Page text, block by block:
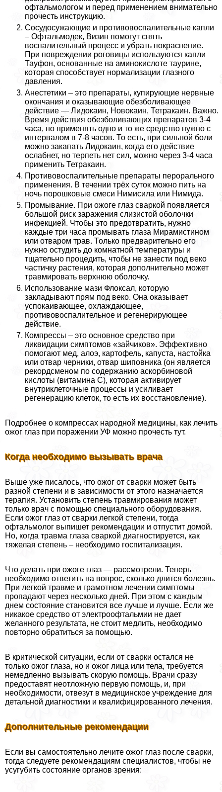
офтальмологом и перед применением внимательно
прочесть инструкцию.
Сосудосужающие и противовоспалительные капли
– Офтальмодек, Визин помогут снять
воспалительный процесс и убрать покраснение.
При повреждении роговицы используются капли
Тауфон, основанные на аминокислоте таурине,
которая способствует нормализации глазного
давления.
Анестетики – это препараты, купирующие нервные
окончания и оказывающие обезболивающее
действие — Лидокаин, Новокаин, Тетpaкаин. Важно.
Время действия обезболивающих препаратов 3-4
часа, но применять одно и то же средство нужно с
интервалом в 7-8 часов. То есть, при сильной боли
можно закапать Лидокаин, когда его действие
ослабнет, но терпеть нет сил, можно через 3-4 часа
применить Тетpaкаин.
Противовоспалительные препараты перopaльного
применения. В течении трёх суток можно пить на
ночь порошковые смеси Нимисила или Нимида.
Промывание. При ожоге глаз сваркой появляется
большой риск заражения слизистой оболочки
инфекцией. Чтобы это предотвратить, нужно
каждые три часа промывать глаза Мирамистином
или отваром трав. Только предварительно его
нужно остудить до комнатной температуры и
тщательно процедить, чтобы не занести под веко
частичку растения, которая дополнительно может
травмировать верхнюю оболочку.
Использование мази Флоксал, которую
закладывают прям под веко. Она оказывает
успокаивающее, охлаждающее,
противовоспалительное и регенерирующее
действие.
Компрессы – это основное средство при
ликвидации симптомов «зайчиков». Эффективно
помогают мед, алоэ, картофель, капуста, настойка
или отвар черники, отвар шиповника (он является
рекордсменом по содержанию аскорбиновой
кислоты (витамина С), которая активирует
внутриклеточные процессы и усиливает
регенерацию клеток, то есть их восстановление).
Подробнее о компрессах народной медицины, как лечить
ожог глаз при поражении УФ можно прочесть тут.
Когда необходимо вызывать врача
Выше уже писалось, что ожог от сварки может быть
разной степени и в зависимости от этого назначается
терапия. Установить степень травмирования может
только врач с помощью специального оборудования.
Если ожог глаз от сварки легкой степени, тогда
офтальмолог выпишет рекомендации и отпустит домой.
Но, когда травма глаза сваркой диагностируется, как
тяжелая степень – необходимо госпитализация.
Что делать при ожоге глаз — рассмотрели. Теперь
необходимо ответить на вопрос, сколько длится болезнь.
При легкой травме и грамотном лечении симптомы
пропадают через несколько дней. При этом с каждым
днем состояние становится все лучше и лучше. Если же
никакое средство от электроофтальмии не дает
желанного результата, не стоит медлить, необходимо
повторно обратиться за помощью.
В критической ситуации, если от сварки остался не
только ожог глаза, но и ожог лица или тела, требуется
немедленно вызывать скорую помощь. Врачи сразу
предоставят неотложную первую помощь, и, при
необходимости, отвезут в медицинское учреждение для
детальной диагностики и квалифицированного лечения.
Дополнительные рекомендации
Если вы самостоятельно лечите ожог глаз после сварки,
тогда следуете рекомендациям специалистов, чтобы не
усугубить состояние органов зрения: